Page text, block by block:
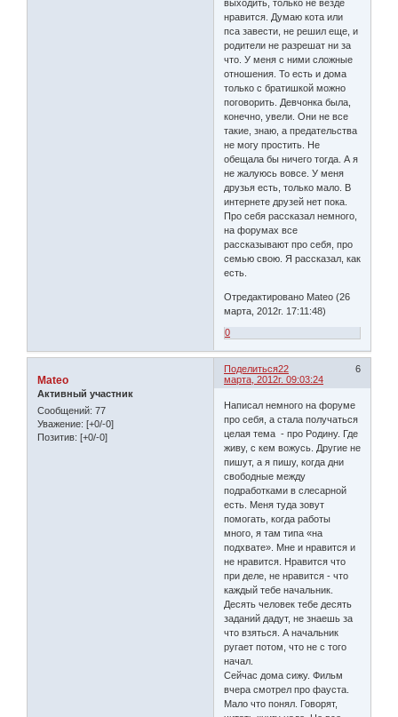
выходить, только не везде
нравится. Думаю кота или
пса завести, не решил еще, и
родители не разрешат ни за
что. У меня с ними сложные
отношения. То есть и дома
только с братишкой можно
поговорить. Девчонка была,
конечно, увели. Они не все
такие, знаю, а предательства
не могу простить. Не
обещала бы ничего тогда. А я
не жалуюсь вовсе. У меня
друзья есть, только мало. В
интернете друзей нет пока.
Про себя рассказал немного,
на форумах все
рассказывают про себя, про
семью свою. Я рассказал, как
есть.
Отредактировано Mateo (26
марта, 2012г. 17:11:48)
0
Поделиться 6
22
марта, 2012г. 09:03:24
Mateo
Активный участник
Сообщений: 77
Уважение: [+0/-0]
Позитив: [+0/-0]
Написал немного на форуме
про себя, а стала получаться
целая тема - про Родину. Где
живу, с кем вожусь. Другие не
пишут, а я пишу, когда дни
свободные между
подработками в слесарной
есть. Меня туда зовут
помогать, когда работы
много, я там типа «на
подхвате». Мне и нравится и
не нравится. Нравится что
при деле, не нравится - что
каждый тебе начальник.
Десять человек тебе десять
заданий дадут, не знаешь за
что взяться. А начальник
ругает потом, что не с того
начал.
Сейчас дома сижу. Фильм
вчера смотрел про фауста.
Мало что понял. Говорят,